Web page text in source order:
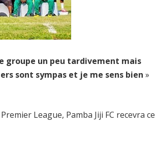
groupe un peu tardivement mais
sont sympas et je me sens bien »
League, Pamba Jiji FC recevra ce